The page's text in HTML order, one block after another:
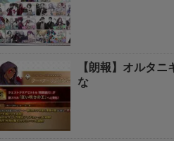
【朗報】オルタ
な